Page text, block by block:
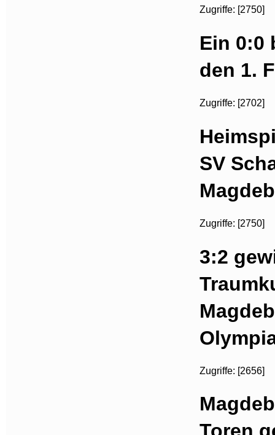
Zugriffe: [2750]
Ein 0:0
den 1.
Zugriffe: [2702]
SV
Zugriffe: [2750]
3:2
Zugriffe: [2656]